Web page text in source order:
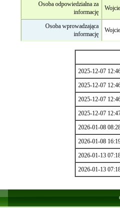
Osoba odpowiedzialna za
informację
Osoba wprowadzająca
informację
2025-12-07
2025-12-07
2025-12-07
2025-12-07
2026-01-08
2026-01-08
2026-01-13
2026-01-13